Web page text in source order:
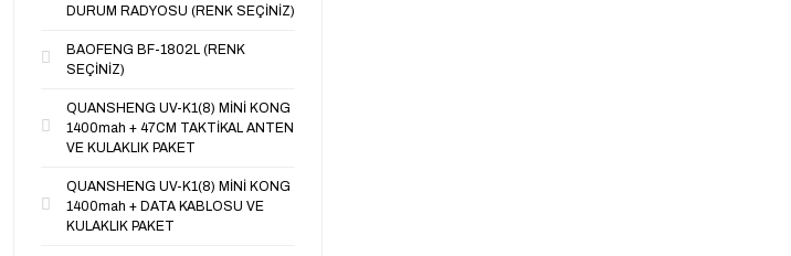
DURUM RADYOSU (RENK SEÇİNİZ)
BAOFENG BF-1802L (RENK
SEÇİNİZ)
QUANSHENG UV-K1(8) MİNİ KONG
1400mah + 47CM TAKTİKAL ANTEN
VE KULAKLIK PAKET
QUANSHENG UV-K1(8) MİNİ KONG
1400mah + DATA KABLOSU VE
KULAKLIK PAKET